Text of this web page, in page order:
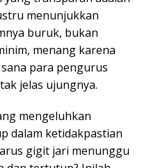
menunjukkan
buruk, bukan
menang karena
para pengurus
jelas ujungnya.
mengeluhkan
dalam ketidakpastian
gigit jari menunggu